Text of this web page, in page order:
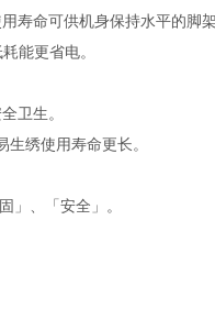
寿命可供机身保持水平的脚架
能更省电。
卫生。
绣使用寿命更长。
」、「安全」。